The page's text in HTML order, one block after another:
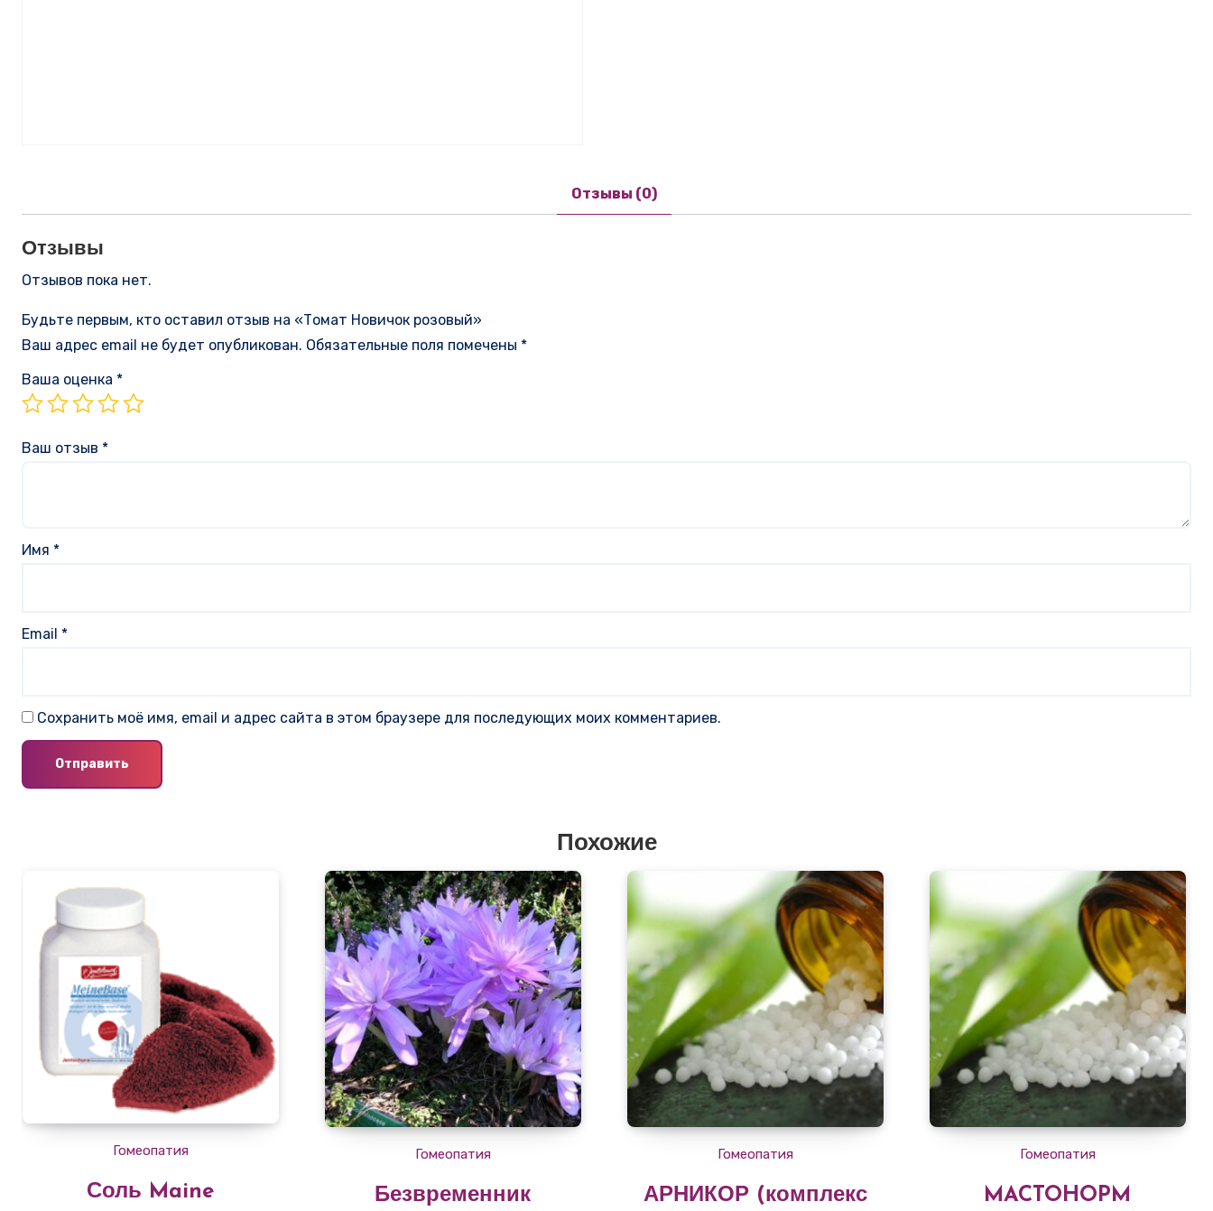
Отзывы (0)
Отзывы
Отзывов пока нет.
Будьте первым, кто оставил отзыв на «Томат Новичок розовый»
Ваш адрес email не будет опубликован. Обязательные поля помечены *
Ваша оценка *
Ваш отзыв *
Имя *
Email *
Сохранить моё имя, email и адрес сайта в этом браузере для последующих моих комментариев.
Похожие
Гомеопатия
Соль Maine
Гомеопатия
Безвременник
Гомеопатия
АРНИКОР (комплекс
Гомеопатия
MACTOHOPM